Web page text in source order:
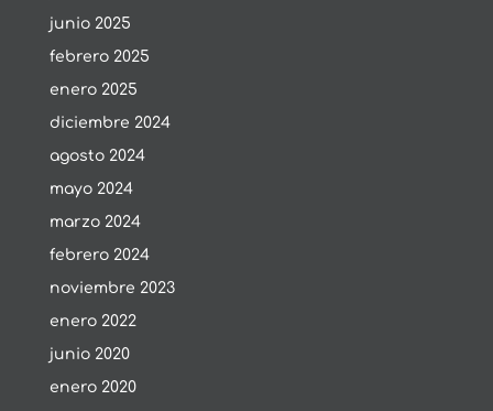
junio 2025
febrero 2025
enero 2025
diciembre 2024
agosto 2024
mayo 2024
marzo 2024
febrero 2024
noviembre 2023
enero 2022
junio 2020
enero 2020